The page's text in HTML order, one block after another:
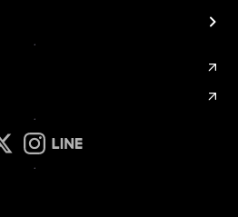
マネイロ公式 Xアカウント
マネイロ公式 Instagramアカウ
マネイロ公式 LINEアカウ